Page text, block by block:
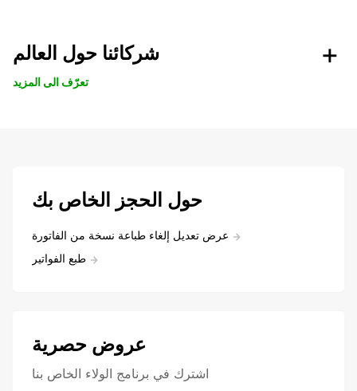
شركائنا حول العالم
تعرّف الى المزيد
حول الحجز الخاص بك
عرض تعديل إلغاء طباعة نسخة من الفاتورة
طبع الفواتير
عروض حصرية
اشترك في برنامج الولاء الخاص بنا